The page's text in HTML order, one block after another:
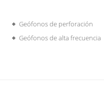
Geófonos de perforación
Geófonos de alta frecuencia